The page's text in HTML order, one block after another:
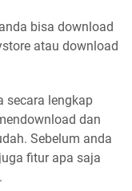
bisa download
atau download
secara lengkap
dan
Sebelum anda
fitur apa saja